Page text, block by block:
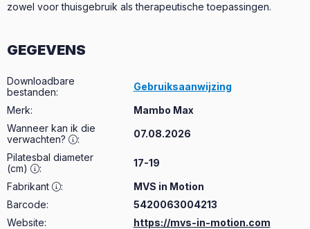
zowel voor thuisgebruik als therapeutische toepassingen.
GEGEVENS
Downloadbare
bestanden:
Gebruiksaanwijzing
Merk:
Mambo Max
Wanneer kan ik die
verwachten?
:
07.08.2026
Pilatesbal diameter
(cm)
:
17-19
Fabrikant
:
MVS in Motion
Barcode:
5420063004213
Website:
https://mvs-in-motion.com